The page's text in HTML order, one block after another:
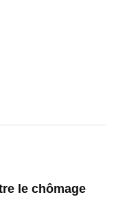
le chômage